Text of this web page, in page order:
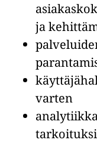
ja
varten